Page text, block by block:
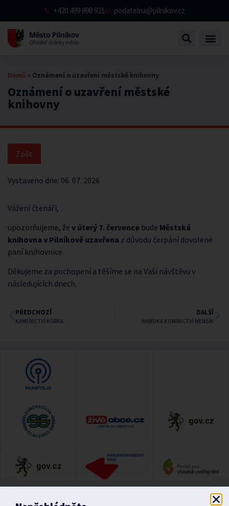
+420 499 898 921 podatelna@pilnikov.cz
Oznámení o uzavření městské
knihovny
Domů » Oznámení o uzavření městské knihovny
Vystaveno dne: 06. 07. 2026
Vážení čtenáři,
upozorňujeme, že v úterý 7. července bude Městská
knihovna v Pilníkově uzavřena z důvodu čerpání dovolené
paní knihovnice.
Děkujeme za pochopení a těšíme se na Vaši návštěvu v
následujících dnech.
PŘEDCHOZÍ
KAMENICTVÍ KŮRKA
DALŠÍ
NABÍDKA KOMINICTVÍ MENŠÍK